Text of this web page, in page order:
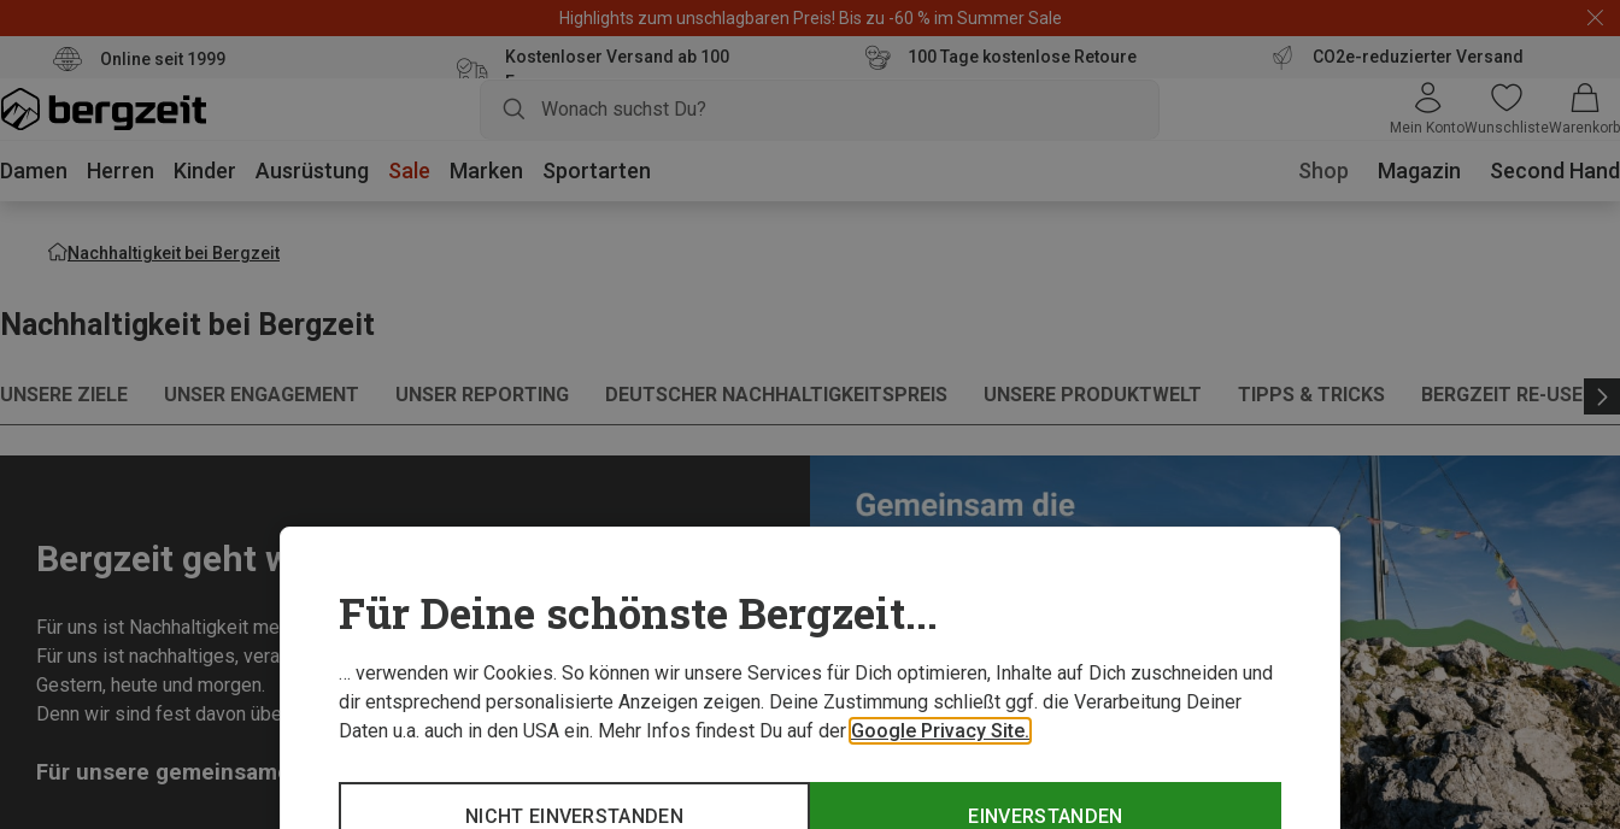
Highlights zum unschlagbaren Preis! Bis zu -60 % im Summer Sale
Online seit 1999
Kostenloser Versand ab 100
Euro
100 Tage kostenlose Retoure CO2e-reduzierter Versand
Mein KontoWunschlisteWarenkorb
Damen Herren Kinder Ausrüstung Sale Marken Sportarten Shop Magazin Second Hand
Nachhaltigkeit bei Bergzeit
Nachhaltigkeit bei Bergzeit
UNSERE ZIELE UNSER ENGAGEMENT UNSER REPORTING DEUTSCHER NACHHALTIGKEITSPREIS UNSERE PRODUKTWELT TIPPS & TRICKS BERGZEIT RE-USE
Bergzeit geht weiter.
Für uns ist Nachhaltigkeit mehr als unseren Müll wieder mit ins Tal zu nehmen.
Für uns ist nachhaltiges, verantwortungsvolles Handeln essentiell.
Gestern, heute und morgen.
Denn wir sind fest davon überzeugt, dass es höchste Zeit ist zu handeln.
Für unsere gemeinsame Zukunft in den Bergen.
Für Deine schönste Bergzeit...
… verwenden wir Cookies. So können wir unsere Services für Dich optimieren, Inhalte auf Dich zuschneiden und
dir entsprechend personalisierte Anzeigen zeigen. Deine Zustimmung schließt ggf. die Verarbeitung Deiner
Daten u.a. auch in den USA ein. Mehr Infos findest Du auf der Google Privacy Site.
EINVERSTANDEN
NICHT EINVERSTANDEN